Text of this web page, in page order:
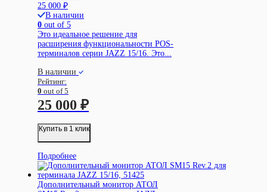
25 000 ₽
В наличии
0 out of 5
Это идеальное решение для
расширения функциональности POS-
терминалов серии JAZZ 15/16. Это...
В наличии
Рейтинг:
0 out of 5
25 000 ₽
Купить в 1 клик
Подробнее
Дополнительный монитор АТОЛ